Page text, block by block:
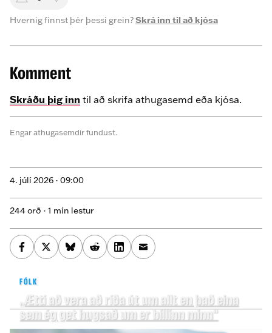
Hvernig finnst þér þessi grein?Skrá inn til að kjósa
Komment
Skráðu þig inn til að skrifa athugasemd eða kjósa.
Engar athugasemdir fundust.
4. júlí 2026 · 09:00
244 orð · 1 mín lestur
FÓLK
„Ætti að vera að ríða út um allt en það eina
sem ég get hugsað um er bíllinn minn“